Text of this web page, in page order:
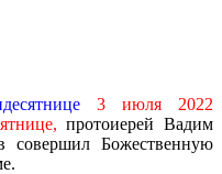
3 июля 2022
протоиерей Вадим
совершил Божественную